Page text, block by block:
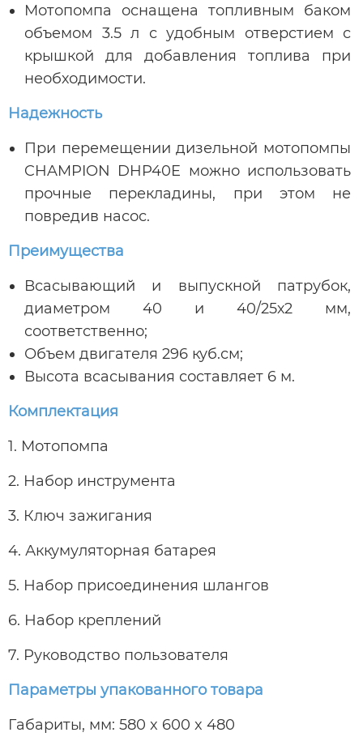
Мотопомпа оснащена топливным баком
объемом 3.5 л с удобным отверстием с
крышкой для добавления топлива при
необходимости.
Надежность
При перемещении дизельной мотопомпы
CHAMPION DHP40E можно использовать
прочные перекладины, при этом не
повредив насос.
Преимущества
Всасывающий и выпускной патрубок,
диаметром 40 и 40/25х2 мм,
соответственно;
Объем двигателя 296 куб.см;
Высота всасывания составляет 6 м.
Комплектация
1. Мотопомпа
2. Набор инструмента
3. Ключ зажигания
4. Аккумуляторная батарея
5. Набор присоединения шлангов
6. Набор креплений
7. Руководство пользователя
Параметры упакованного товара
Габариты, мм: 580 x 600 x 480